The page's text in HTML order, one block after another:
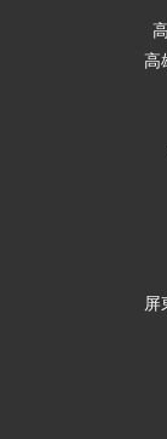
高
屏